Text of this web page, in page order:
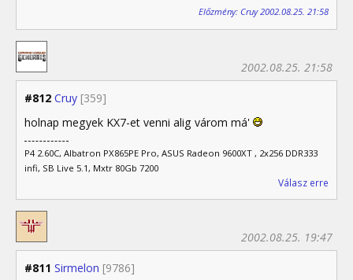
Előzmény: Cruy 2002.08.25. 21:58
#812 Cruy [359]
2002.08.25. 21:58
holnap megyek KX7-et venni alig várom má'
P4 2.60C, Albatron PX865PE Pro, ASUS Radeon 9600XT , 2x256 DDR333
infi, SB Live 5.1, Mxtr 80Gb 7200
Válasz erre
#811 Sirmelon [9786]
2002.08.25. 19:47